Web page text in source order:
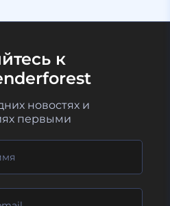
к
новостях и
первыми